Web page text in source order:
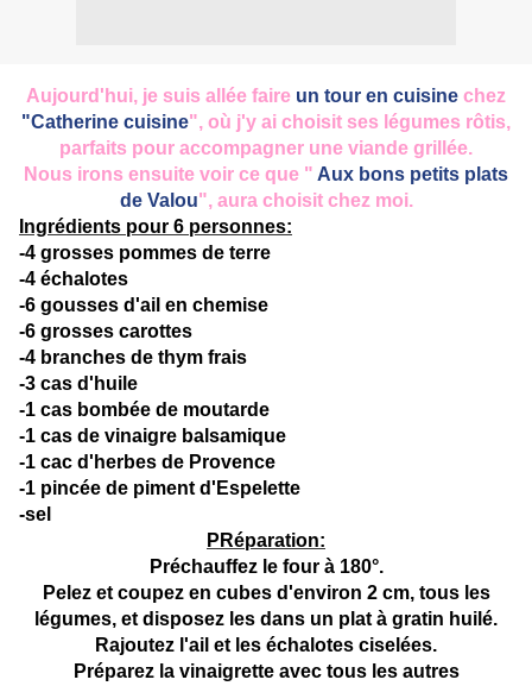
Aujourd'hui, je suis allée faire un tour en cuisine chez
"Catherine cuisine", où j'y ai choisit ses légumes rôtis,
parfaits pour accompagner une viande grillée.
Nous irons ensuite voir ce que " Aux bons petits plats
de Valou", aura choisit chez moi.
Ingrédients pour 6 personnes:
-4 grosses pommes de terre
-4 échalotes
-6 gousses d'ail en chemise
-6 grosses carottes
-4 branches de thym frais
-3 cas d'huile
-1 cas bombée de moutarde
-1 cas de vinaigre balsamique
-1 cac d'herbes de Provence
-1 pincée de piment d'Espelette
-sel
PRéparation:
Préchauffez le four à 180°.
Pelez et coupez en cubes d'environ 2 cm, tous les
légumes, et disposez les dans un plat à gratin huilé.
Rajoutez l'ail et les échalotes ciselées.
Préparez la vinaigrette avec tous les autres